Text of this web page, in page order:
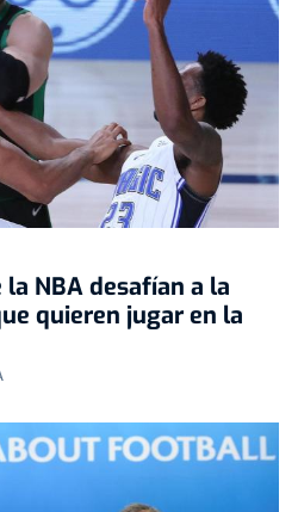
NBA desafían a la
quieren jugar en la